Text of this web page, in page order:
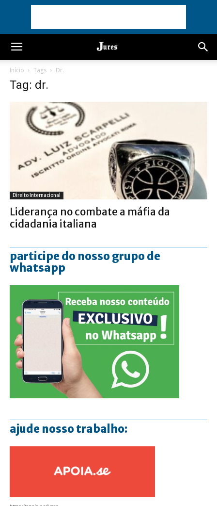
Início Tags Dr.
Tag: dr.
Direito Internacional
Liderança no combate a máfia da
cidadania italiana
participe do nosso grupo de
whatsapp
ajude nosso trabalho: